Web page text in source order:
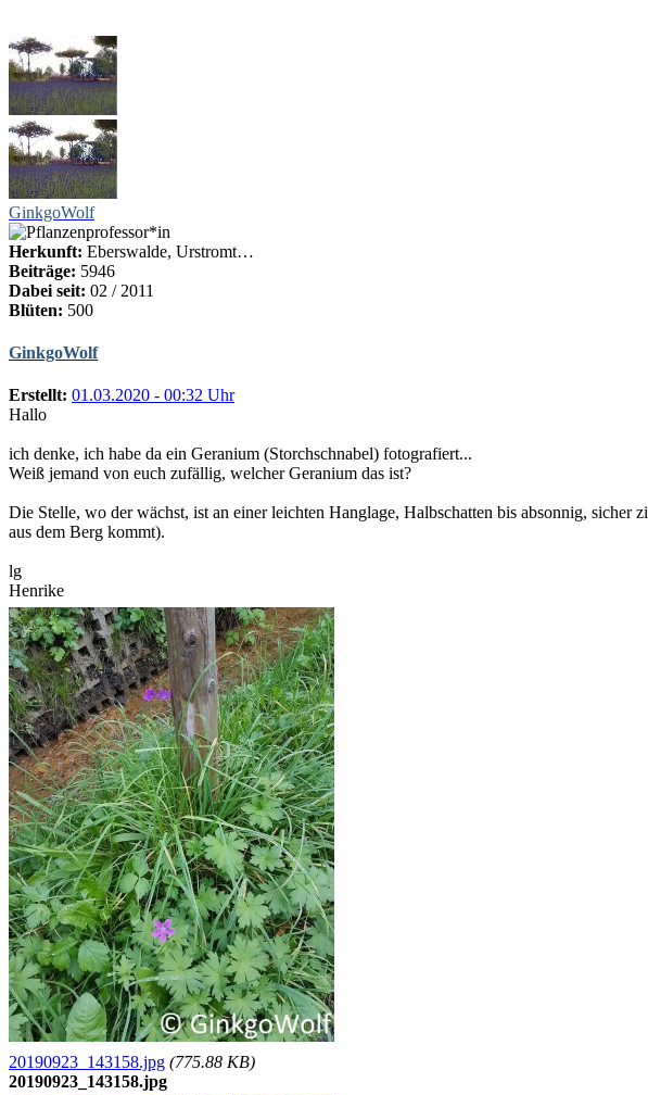
GinkgoWolf
Herkunft: Eberswalde, Urstromt…
Beiträge: 5946
Dabei seit: 02 / 2011
Blüten: 500
GinkgoWolf
Erstellt: 01.03.2020 - 00:32 Uhr
Hallo
ich denke, ich habe da ein Geranium (Storchschnabel) fotografiert...
Weiß jemand von euch zufällig, welcher Geranium das ist?
Die Stelle, wo der wächst, ist an einer leichten Hanglage, Halbschatten bis absonnig,
aus dem Berg kommt).
lg
Henrike
20190923_143158.jpg (775.88 KB)
20190923_143158.jpg